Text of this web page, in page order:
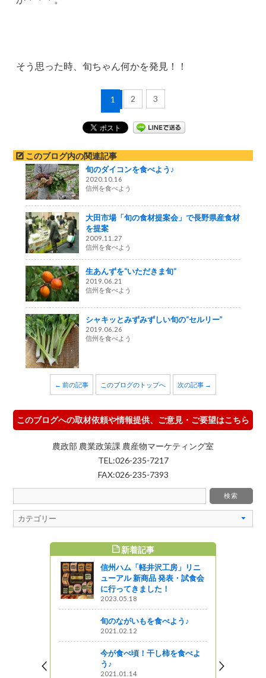
そう思った時、旬ちゃん何かを発見！！
1 2 3
このブログ内の関連記事
旬のダイコンを食べよう♪
2020.10.16
信州を食べよう
大田市場「旬の食材提案会」で長野県産食材
を提案
2009.11.27
信州を食べよう
生あんずを“いただきま旬“
2019.06.21
信州を食べよう
シャキッとみずみずしい旬の“セルリー”
2019.06.26
信州を食べよう
← 前の記事 このブログのトップへ 次の記事 →
このブログへの取材依頼や情報提供、ご意見・ご要望はこちら
農政部 農業政策課 農産物マーケティング室
TEL:026-235-7217
FAX:026-235-7393
新着記事
信州ハム「軽井沢工房」リニ
ューアル 新商品 発表・試食会
に行ってきました！
2023.05.18
旬のながいもを食べよう♪
2021.02.12
今が食べ頃！干し柿を食べよ
う♪
2021.01.14